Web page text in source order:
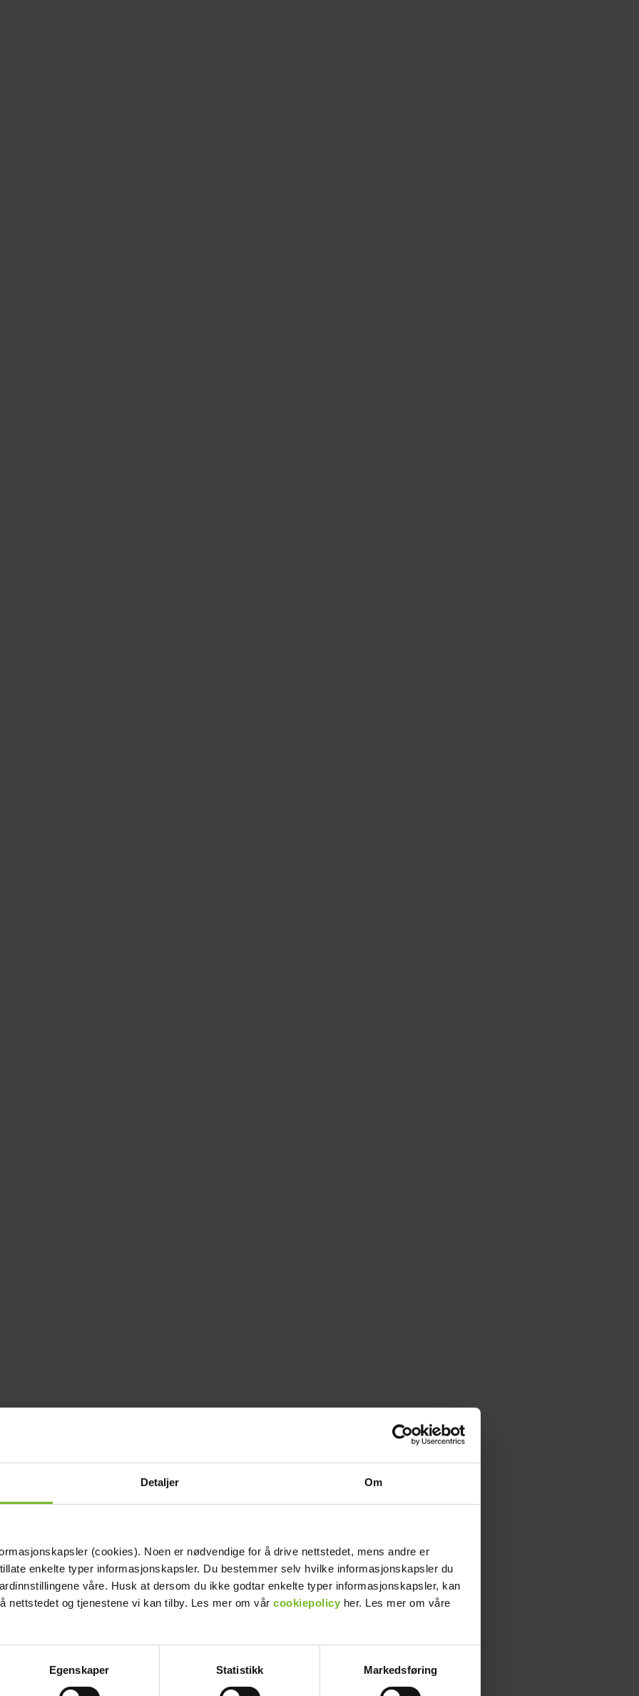
Detaljer Om
(cookies). Noen er nødvendige for å drive nettstedet, mens andre er
enkelte typer informasjonskapsler. Du bestemmer selv hvilke informasjonskapsler du
våre. Husk at dersom du ikke godtar enkelte typer informasjonskapsler, kan
nettstedet og tjenestene vi kan tilby. Les mer om vår cookiepolicy her. Les mer om våre
Egenskaper Statistikk Markedsføring